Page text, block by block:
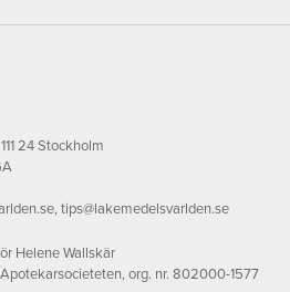
24 Stockholm
,tips@lakemedelsvarlden.se
Helene Wallskär
org. nr. 802000-1577